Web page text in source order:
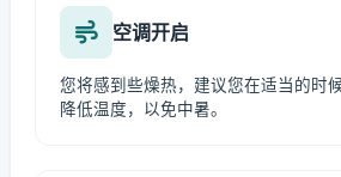
空调开启
您将感到些燥热，建议您在适当的时
降低温度，以免中暑。